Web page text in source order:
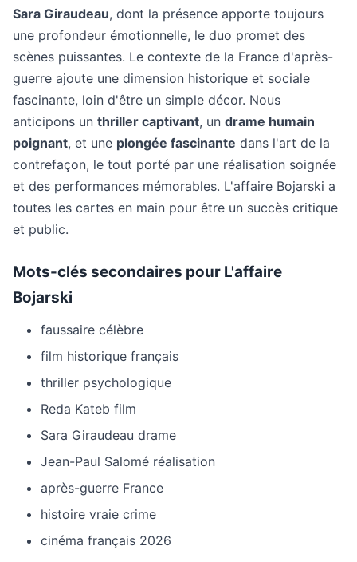
Sara Giraudeau, dont la présence apporte toujours
une profondeur émotionnelle, le duo promet des
scènes puissantes. Le contexte de la France d'après-
guerre ajoute une dimension historique et sociale
fascinante, loin d'être un simple décor. Nous
anticipons un thriller captivant, un drame humain
poignant, et une plongée fascinante dans l'art de la
contrefaçon, le tout porté par une réalisation soignée
et des performances mémorables. L'affaire Bojarski a
toutes les cartes en main pour être un succès critique
et public.
Mots-clés secondaires pour L'affaire
Bojarski
faussaire célèbre
film historique français
thriller psychologique
Reda Kateb film
Sara Giraudeau drame
Jean-Paul Salomé réalisation
après-guerre France
histoire vraie crime
cinéma français 2026